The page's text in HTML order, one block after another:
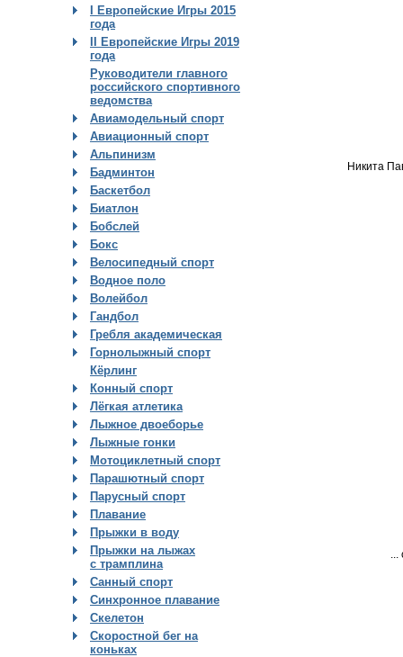
I Европейские Игры 2015
года
II Европейские Игры 2019
года
Руководители главного
российского спортивного
ведомства
Авиамодельный спорт
Авиационный спорт
Альпинизм
Бадминтон
Баскетбол
Биатлон
Бобслей
Бокс
Велосипедный спорт
Водное поло
Волейбол
Гандбол
Гребля академическая
Горнолыжный спорт
Кёрлинг
Конный спорт
Лёгкая атлетика
Лыжное двоеборье
Лыжные гонки
Мотоциклетный спорт
Парашютный спорт
Парусный спорт
Плавание
Прыжки в воду
Прыжки на лыжах
с трамплина
Санный спорт
Синхронное плавание
Скелетон
Скоростной бег на
коньках
Никита